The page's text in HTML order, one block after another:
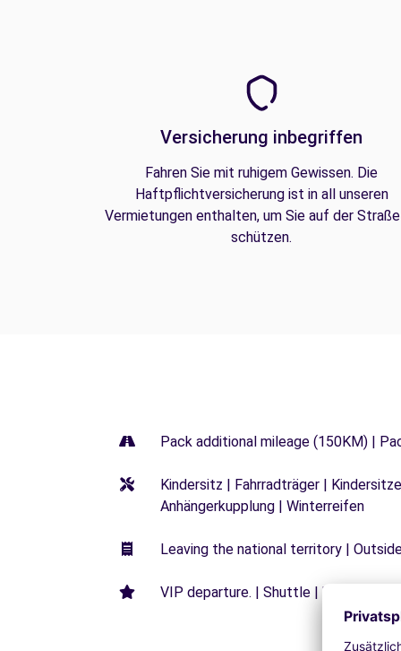
Versicherung inbegriffen
Fahren Sie mit ruhigem Gewissen. Die
Haftpflichtversicherung ist in all unseren
Vermietungen enthalten, um Sie auf der
schützen.
Pack additional mileage (150KM) |
Kindersitz | Fahrradträger |
Anhängerkupplung | Winterreifen
Leaving the national territory |
VIP departure. | Shuttle |